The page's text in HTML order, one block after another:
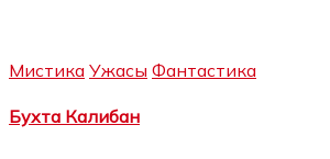
Мистика Ужасы Фантастика
Бухта Калибан